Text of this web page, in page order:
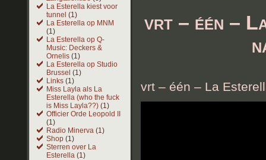
La Esterella kiest voor
tunnel (1)
La Esterella op MNM
(1)
La Esterella op Q-
Music: Deckers &
Ornelis (1)
La Esterella op Studio
Brussel (1)
Links (1)
Miss Layla als La
Esterella (who the fuck
is Miss Layla??) (1)
Officier Orde Leopold II
(1)
Radio Minerva (1)
Shop (1)
Sterren over La
Esterella (1)
vrt – één –
vrt – één – La